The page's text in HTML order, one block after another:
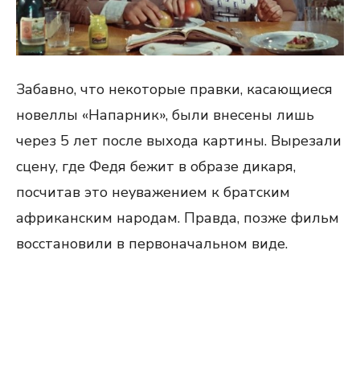
Забавно, что некоторые правки, касающиеся
новеллы «Напарник», были внесены лишь
через 5 лет после выхода картины. Вырезали
сцену, где Федя бежит в образе дикаря,
посчитав это неуважением к братским
африканским народам. Правда, позже фильм
восстановили в первоначальном виде.